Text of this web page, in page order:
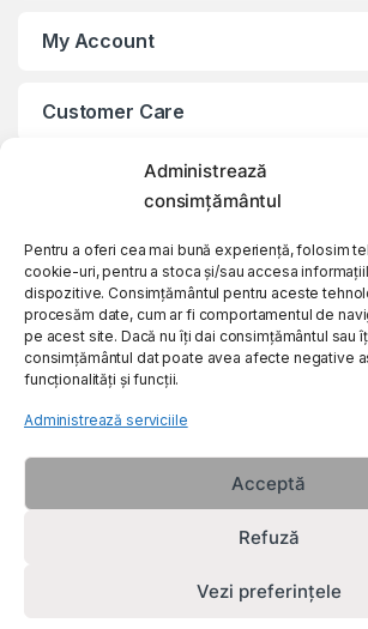
Administrează
consimțământul
Pentru a oferi cea mai bună experiență, folosim
cookie-uri, pentru a stoca și/sau accesa
dispozitive. Consimțământul pentru aceste
procesăm date, cum ar fi comportamentul de
pe acest site. Dacă nu îți dai consimțământul sau
consimțământul dat poate avea afecte negative
funcționalități și funcții.
Administrează serviciile
Acceptă
Refuză
Vezi preferințele
My Account
Customer Care